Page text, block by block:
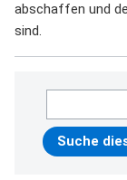
abschaffen und
sind.